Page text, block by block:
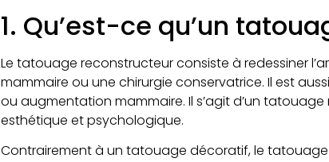
1. Qu’est-ce qu’un
Le tatouage reconstructeur consiste à redessiner
mammaire ou une chirurgie conservatrice. Il est
ou augmentation mammaire. Il s’agit d’un
esthétique et psychologique.
Contrairement à un tatouage décoratif, le tatouage